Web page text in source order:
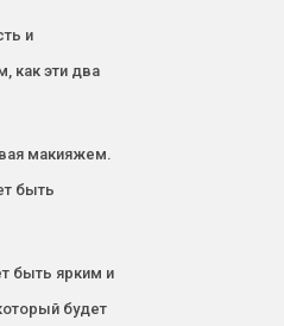
и
как эти два
макияжем.
быть
быть ярким и
будет